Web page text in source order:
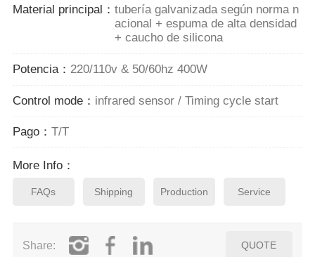
Material principal： tubería galvanizada según norma n
acional + espuma de alta densidad
+ caucho de silicona
Potencia： 220/110v & 50/60hz 400W
Control mode： infrared sensor / Timing cycle start
Pago： T/T
More Info：
FAQs Shipping Production Service
Share: QUOTE